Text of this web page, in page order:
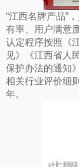
“江西名牌产品”
有率、用户满意
认定程序按照《
见》《江西省人
保护办法的通知
相关行业评价细
年。